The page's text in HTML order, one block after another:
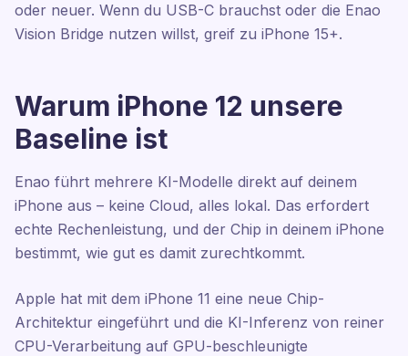
oder neuer. Wenn du USB-C brauchst oder die Enao
Vision Bridge nutzen willst, greif zu iPhone 15+.
Warum iPhone 12 unsere
Baseline ist
Enao führt mehrere KI-Modelle direkt auf deinem
iPhone aus – keine Cloud, alles lokal. Das erfordert
echte Rechenleistung, und der Chip in deinem iPhone
bestimmt, wie gut es damit zurechtkommt.
Apple hat mit dem iPhone 11 eine neue Chip-
Architektur eingeführt und die KI-Inferenz von reiner
CPU-Verarbeitung auf GPU-beschleunigte